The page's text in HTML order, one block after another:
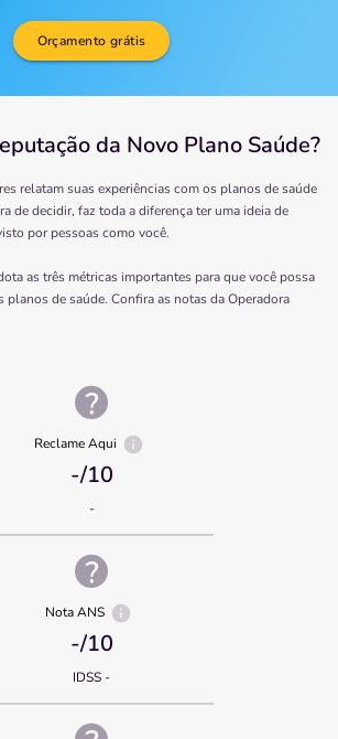
Orçamento grátis
da Novo Plano Saúde?
relatam suas experiências com os planos de saúde
de decidir, faz toda a diferença ter uma ideia de
por pessoas como você.
as três métricas importantes para que você possa
planos de saúde. Confira as notas da Operadora
Reclame Aqui
-/10
-
Nota ANS
-/10
IDSS -